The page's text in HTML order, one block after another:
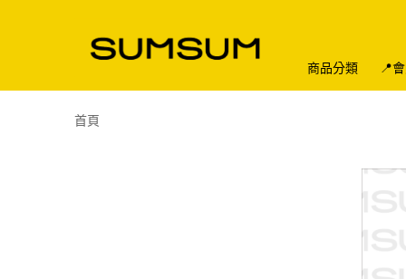
商品分類 📍
首頁